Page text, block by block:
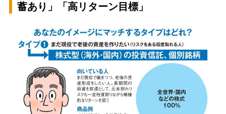
蓄あり」「高リターン目標」